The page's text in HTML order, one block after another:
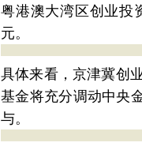
粤港澳大湾区创业投
元。
具体来看，京津冀创
基金将充分调动中央
与。